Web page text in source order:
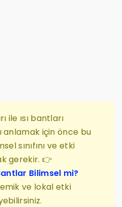
ile ısı bantları
anlamak için önce bu
sınıfını ve etki
gerekir. 👉
Bilimsel mi?
ve lokal etki